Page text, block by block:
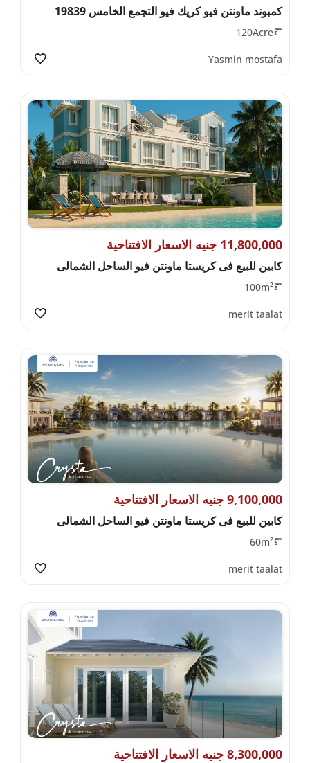
كمبوند ماونتن فيو كريك فيو التجمع الخامس 19839
120Acre
Yasmin mostafa
11,800,000 جنيه الاسعار الافتتاحية
كابين للبيع فى كريستا ماونتن فيو الساحل الشمالى
100m²
merit taalat
9,100,000 جنيه الاسعار الافتتاحية
كابين للبيع فى كريستا ماونتن فيو الساحل الشمالى
60m²
merit taalat
8,300,000 جنيه الاسعار الافتتاحية